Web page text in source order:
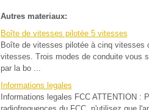
Autres materiaux:
Boîte de vitesses pilotée 5 vitesses
Boîte de vitesses pilotée à cinq vitesses
vitesses. Trois modes de conduite vous
par la bo ...
Informations legales
Informations legales FCC ATTENTION :